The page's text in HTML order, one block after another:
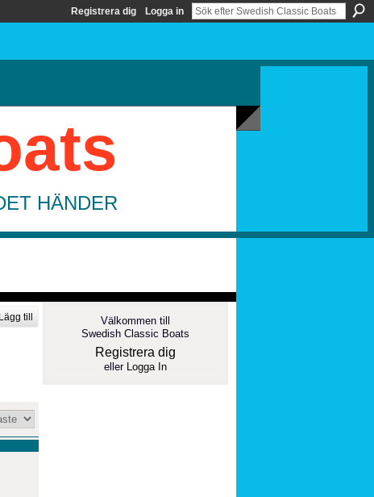
Registrera dig Logga in
HÄNDER
Lägg till
Välkommen till
Swedish Classic Boats
Registrera dig
eller Logga In